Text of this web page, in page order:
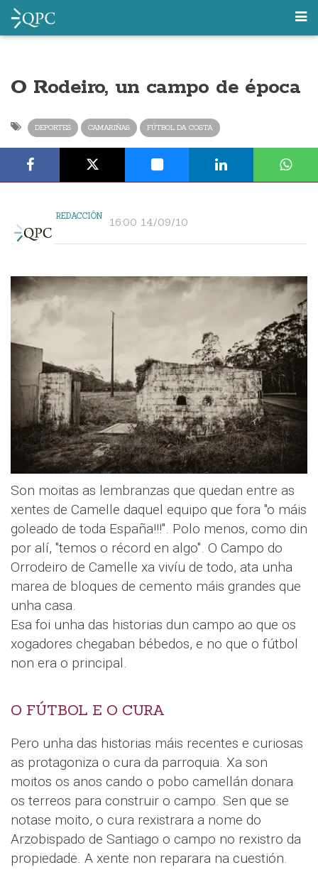
O Rodeiro, un campo de época
DEPORTES CAMARIÑAS FÚTBOL DA COSTA
REDACCIÓN 16:00 14/09/10
Son moitas as lembranzas que quedan entre as
xentes de Camelle daquel equipo que fora "o máis
goleado de toda España!!!". Polo menos, como din
por alí, "temos o récord en algo". O Campo do
Orrodeiro de Camelle xa vivíu de todo, ata unha
marea de bloques de cemento máis grandes que
unha casa.
Esa foi unha das historias dun campo ao que os
xogadores chegaban bébedos, e no que o fútbol
non era o principal.
O FÚTBOL E O CURA
Pero unha das historias máis recentes e curiosas
as protagoniza o cura da parroquia. Xa son
moitos os anos cando o pobo camellán donara
os terreos para construir o campo. Sen que se
notase moito, o cura rexistrara a nome do
Arzobispado de Santiago o campo no rexistro da
propiedade. A xente non reparara na cuestión.